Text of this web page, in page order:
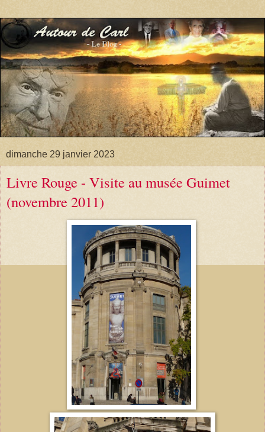
dimanche 29 janvier 2023
Livre Rouge - Visite au musée Guimet
(novembre 2011)